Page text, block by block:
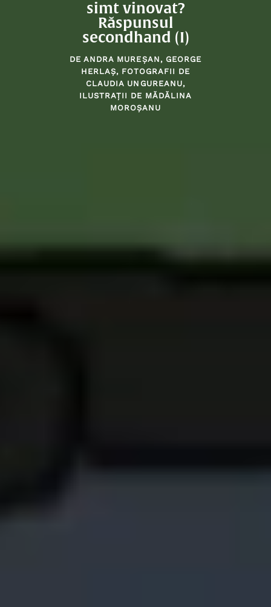
simt vinovat?
Răspunsul
secondhand (I)
DEANDRA MUREȘAN , GEORGE
HERLAȘ, FOTOGRAFII DE
CLAUDIA UNGUREANU,
ILUSTRAȚII DE MĂDĂLINA
MOROȘANU